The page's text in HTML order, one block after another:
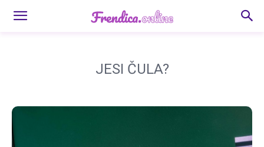
JESI ČULA?